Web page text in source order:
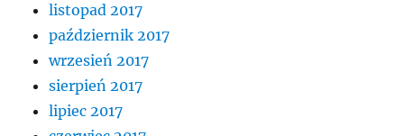
listopad 2017
październik 2017
wrzesień 2017
sierpień 2017
lipiec 2017